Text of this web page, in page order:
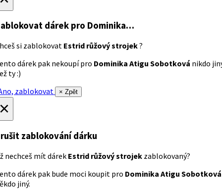
dárek pro Dominika…
si zablokovat Estrid růžový strojek?
dárek pak nekoupí pro Dominika Atigu Sobotková nikdo
ty :)
zablokovat
× Zpět
zablokování dárku
nechceš mít dárek Estrid růžový strojek zablokovaný?
dárek pak bude moci koupit pro Dominika Atigu Sobotková
jiný.